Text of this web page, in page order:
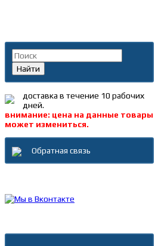
Найти
доставка в течение 10 рабочих
дней.
внимание: цена на данные товары
может измениться.
Обратная связь